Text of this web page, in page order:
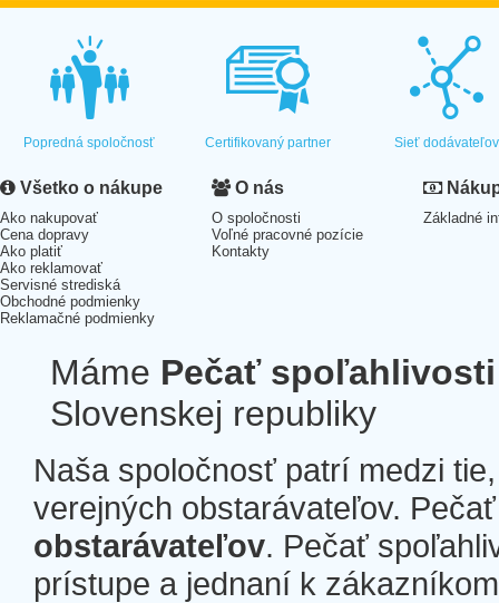
Popredná spoločnosť Certifikovaný partner Sieť dodávateľov
Všetko o nákupe
Ako nakupovať
Cena dopravy
Ako platiť
Ako reklamovať
Servisné strediská
Obchodné podmienky
Reklamačné podmienky
O nás
O spoločnosti
Voľné pracovné pozície
Kontakty
Základné
Máme Pečať spoľahlivosti
Slovenskej republiky
Naša spoločnosť patrí medzi
verejných obstarávateľov.
obstarávateľov. Pečať
prístupe a jednaní k